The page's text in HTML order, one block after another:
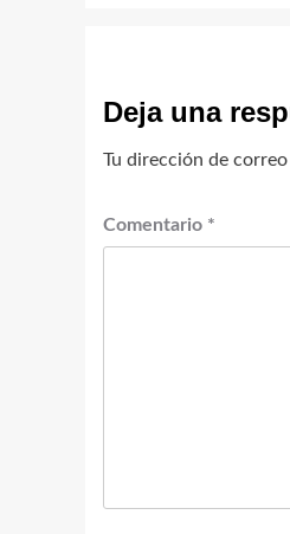
Deja una
Tu dirección de
Comentario *